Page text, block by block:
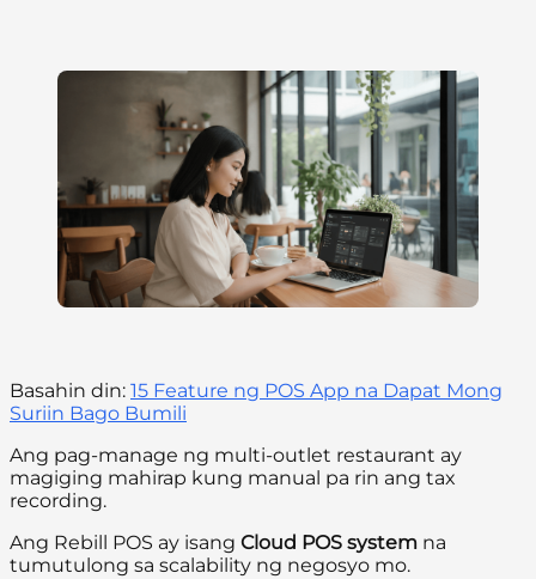
Basahin din: 15 Feature ng POS App na Dapat Mong
Suriin Bago Bumili
Ang pag-manage ng multi-outlet restaurant ay
magiging mahirap kung manual pa rin ang tax
recording.
Ang Rebill POS ay isang Cloud POS system na
tumutulong sa scalability ng negosyo mo.